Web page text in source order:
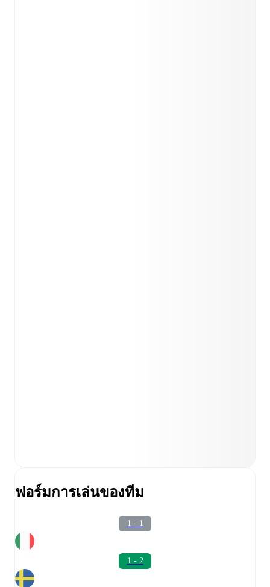
ฟอร์มการเล่นของทีม
1 - 1
1 - 2